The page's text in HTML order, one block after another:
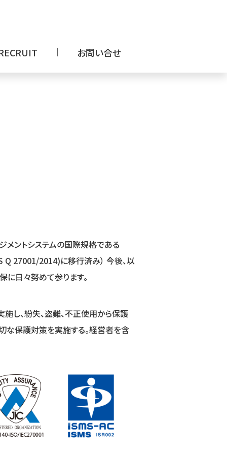
お問い合せ
メントシステムの国際規格である
Q 27001/2014)に移行済み） 今後、以
に日々努めて参ります。
し、紛失、盗難、不正使⽤から保護
な保護対策を実施する。経営者を含